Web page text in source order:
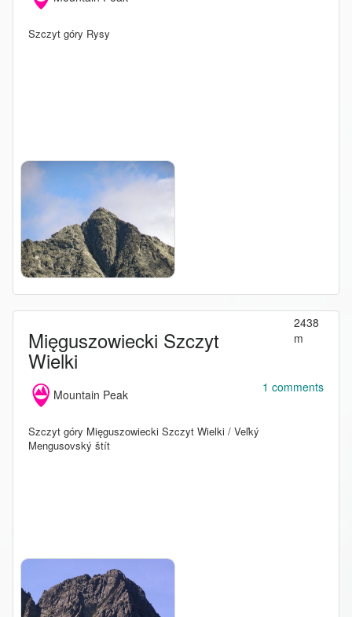
Szczyt góry Rysy
Mięguszowiecki Szczyt
Wielki
2438
m
Mountain Peak
1 comments
Szczyt góry Mięguszowiecki Szczyt Wielki / Veľký
Mengusovský štít